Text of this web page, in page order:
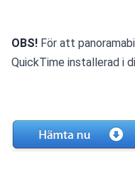
OBS! För att
QuickTime installerad i